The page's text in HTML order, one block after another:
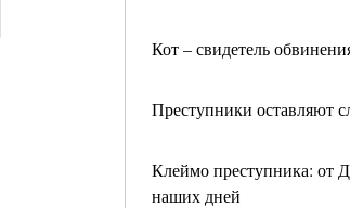
Кот – свидетель
Преступники оставляют
Клеймо преступника: от
наших дней